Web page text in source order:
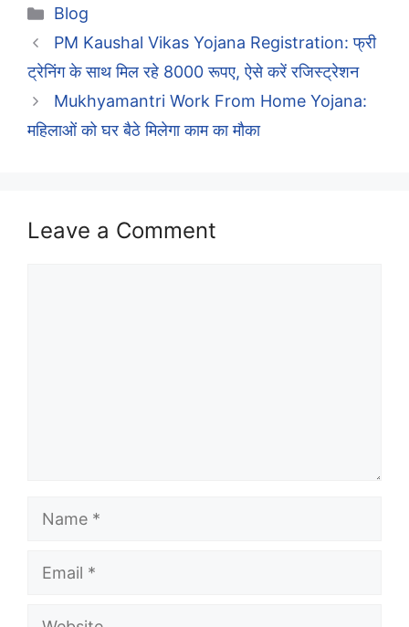
Categories
Blog
PM Kaushal Vikas Yojana Registration: फ्री
ट्रेनिंग के साथ मिल रहे 8000 रूपए, ऐसे करें रजिस्ट्रेशन
Mukhyamantri Work From Home Yojana:
महिलाओं को घर बैठे मिलेगा काम का मौका
Leave a Comment
Name
Email
Website